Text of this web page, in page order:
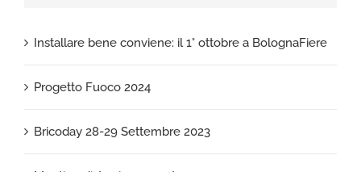
Installare bene conviene: il 1° ottobre a BolognaFiere
Progetto Fuoco 2024
Bricoday 28-29 Settembre 2023